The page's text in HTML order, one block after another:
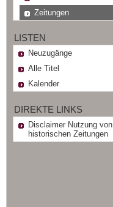
Zeitungen
LISTEN
Neuzugänge
Alle Titel
Kalender
DIREKTE LINKS
Disclaimer Nutzung von
historischen Zeitungen